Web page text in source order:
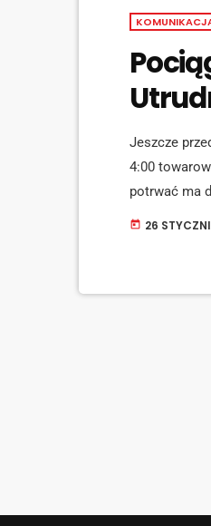
Jeszcze
4:00
potrwać ma
Kolei
today 26